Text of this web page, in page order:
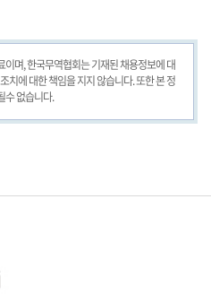
이며, 한국무역협회는 기재된 채용정보에 대
치에 대한 책임을 지지 않습니다. 또한 본 정
수 없습니다.